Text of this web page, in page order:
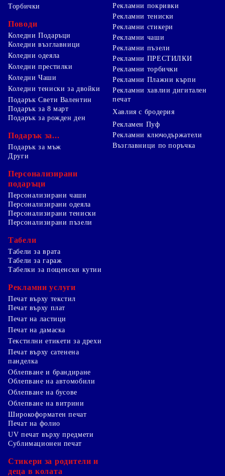
Торбички
Поводи
Коледни Подаръци
Коледни възглавници
Коледни одеяла
Коледни престилки
Коледни Чаши
Коледни тениски за двойки
Подарък Свети Валентин
Подарък за 8 март
Подарък за рожден ден
Подарък за...
Подарък за мъж
Рекламни покривки
Рекламни тениски
Рекламни стикери
Рекламни чаши
Рекламни пъзели
Рекламни ПРЕСТИЛКИ
Рекламни торбички
Рекламни Плажни кърпи
Рекламни хавлии дигитален
печат
Хавлия с бродерия
Рекламен Пуф
Рекламни ключодържатели
Възглавници по поръчка
Други
Персонализирани
подаръци
Персонализирани чаши
Персонализирани одеяла
Персонализирани тениски
Персонализирани пъзели
Табели
Табели за врата
Табели за гараж
Табелки за пощенски кутии
Рекламни услуги
Печат върху текстил
Печат върху плат
Печат на ластици
Печат на дамаска
Текстилни етикети за дрехи
Печат върху сатенена
панделка
Облепване и брандиране
Облепване на автомобили
Облепване на бусове
Облепване на витрини
Широкоформатен печат
Печат на фолио
UV печат върху предмети
Сублимационен печат
Стикери за родители и
деца в колата